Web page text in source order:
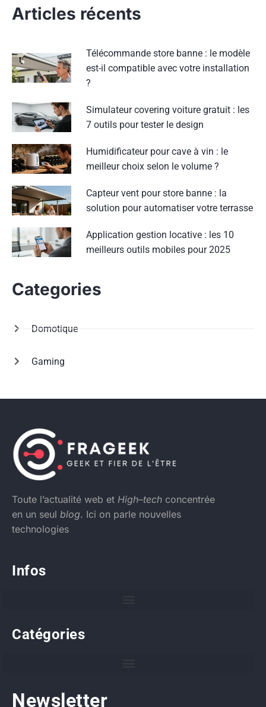
Articles récents
Télécommande store banne : le modèle
est-il compatible avec votre installation
?
Simulateur covering voiture gratuit : les
7 outils pour tester le design
Humidificateur pour cave à vin : le
meilleur choix selon le volume ?
Capteur vent pour store banne : la
solution pour automatiser votre terrasse
Application gestion locative : les 10
meilleurs outils mobiles pour 2025
Categories
Domotique
Gaming
Toute l’actualité web et High–tech concentrée
en un seul blog. Ici on parle nouvelles
technologies
Infos
Catégories
Newsletter